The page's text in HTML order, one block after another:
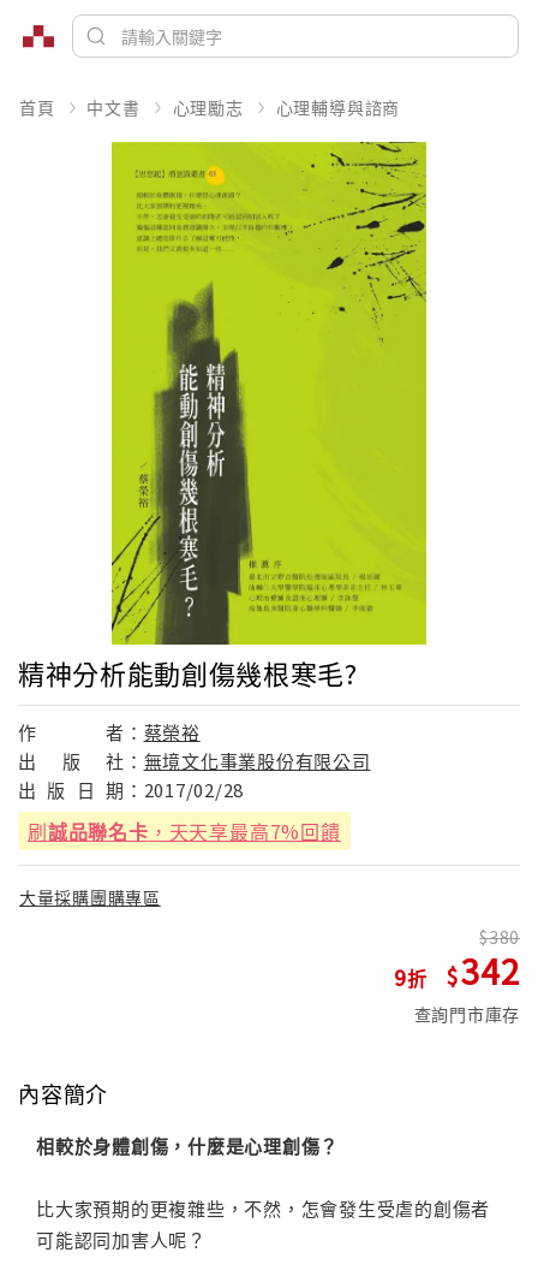
首頁 中文書 心理勵志 心理輔導與諮商
精神分析能動創傷幾根寒毛?
作 者： 蔡榮裕
出
版 社： 無境文化事業股份有限公司
出 版 日 期： 2017/02/28
刷誠品聯名卡 ，天天享最高7%回饋
大量採購團購專區
9
380
342
查詢門市庫存
內容簡介
相較於身體創傷，什麼是心理創傷？
比大家預期的更複雜些，不然，怎會發生受虐的創傷者
可能認同加害人呢？